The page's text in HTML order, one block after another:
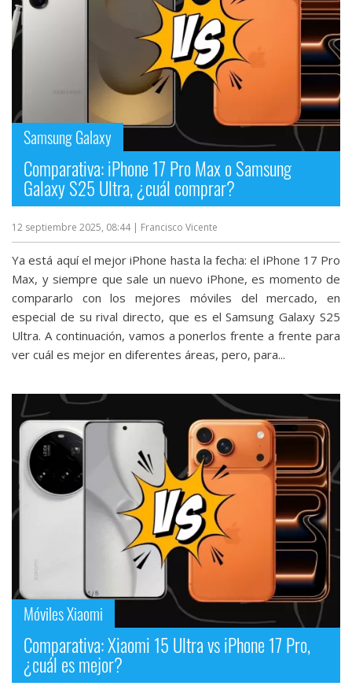
Samsung Galaxy
Comparativa: iPhone 17 Pro Max o Samsung
Galaxy S25 Ultra, ¿cuál comprar?
12 septiembre 2025, 08:44 | Francisco Vicente
Ya está aquí el mejor iPhone hasta la fecha: el iPhone 17 Pro
Max, y siempre que sale un nuevo iPhone, es momento de
compararlo con los mejores móviles del mercado, en
especial de su rival directo, que es el Samsung Galaxy S25
Ultra. A continuación, vamos a ponerlos frente a frente para
ver cuál es mejor en diferentes áreas, pero, para...
Móviles Xiaomi
Comparativa: Xiaomi 15 Ultra vs iPhone 17 Pro,
¿cuál es mejor?